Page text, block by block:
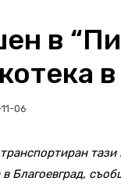
в
06
Благоевград,